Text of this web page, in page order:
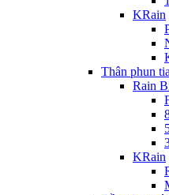
KRain
Thân phun
Rain
KRain